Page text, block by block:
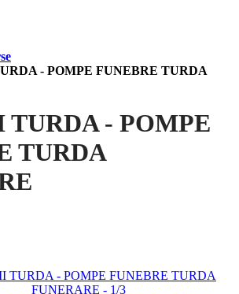
- POMPE FUNEBRE TURDA
TURDA - POMPE
TURDA